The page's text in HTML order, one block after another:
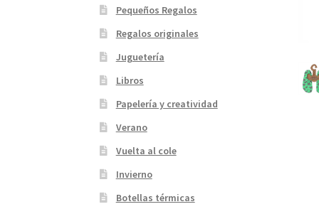
Pequeños Regalos
Regalos originales
Juguetería
Libros
Papelería y creatividad
Verano
Vuelta al cole
Invierno
Botellas térmicas